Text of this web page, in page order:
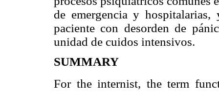
de emergencia y
paciente con desorden de
unidad de cuidos intensivos.
SUMMARY
For the internist, the term